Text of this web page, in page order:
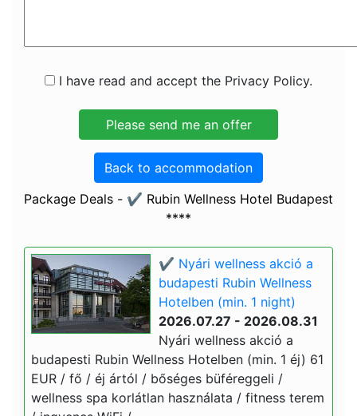
I have read and accept the Privacy Policy.
Back to accommodation
Package Deals - ✔️ Rubin Wellness Hotel Budapest
****
✔️ Nyári wellness akció a
budapesti Rubin Wellness
Hotelben (min. 1 night)
2026.07.27 - 2026.08.31
Nyári wellness akció a
budapesti Rubin Wellness Hotelben (min. 1 éj) 61
EUR / fő / éj ártól / bőséges büféreggeli /
wellness spa korlátlan használata / fitness terem